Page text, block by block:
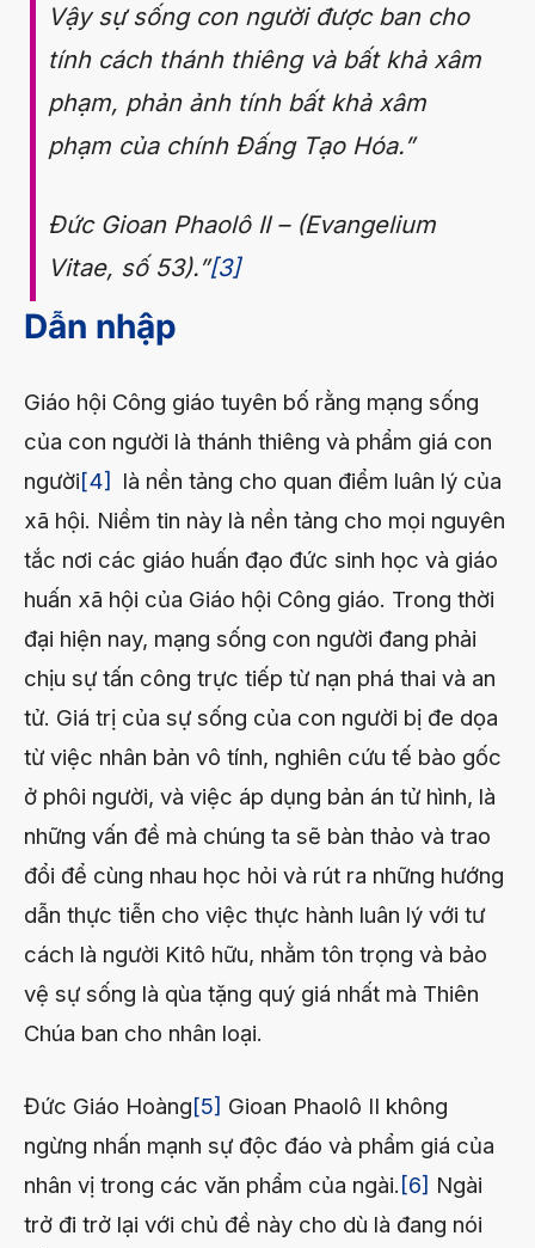
Vậy sự sống con người được ban cho
tính cách thánh thiêng và bất khả xâm
phạm, phản ảnh tính bất khả xâm
phạm của chính Đấng Tạo Hóa.”
Đức Gioan Phaolô II – (Evangelium
Vitae, số 53).”[3]
Dẫn nhập
Giáo hội Công giáo tuyên bố rằng mạng sống
của con người là thánh thiêng và phẩm giá con
người[4]
là nền tảng cho quan điểm luân lý của
xã hội. Niềm tin này là nền tảng cho mọi nguyên
tắc nơi các giáo huấn đạo đức sinh học và giáo
huấn xã hội của Giáo hội Công giáo. Trong thời
đại hiện nay, mạng sống con người đang phải
chịu sự tấn công trực tiếp từ nạn phá thai và an
tử. Giá trị của sự sống của con người bị đe dọa
từ việc nhân bản vô tính, nghiên cứu tế bào gốc
ở phôi người, và việc áp dụng bản án tử hình, là
những vấn đề mà chúng ta sẽ bàn thảo và trao
đổi để cùng nhau học hỏi và rút ra những hướng
dẫn thực tiễn cho việc thực hành luân lý với tư
cách là người Kitô hữu, nhằm tôn trọng và bảo
vệ sự sống là qùa tặng quý giá nhất mà Thiên
Chúa ban cho nhân loại.
Đức Giáo Hoàng[5] Gioan Phaolô II không
ngừng nhấn mạnh sự độc đáo và phẩm giá của
nhân vị trong các văn phẩm của ngài.[6] Ngài
trở đi trở lại với chủ đề này cho dù là đang nói